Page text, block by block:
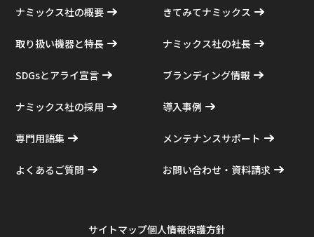
ナミックス社の概要 きてみてナミックス
取り扱い機器と特長 ナミックス社の社長
SDGsとアライ宣言 ブランディング情報
ナミックス社の採用 導入事例
専門用語集 メンテナンスサポート
よくあるご質問 お問い合わせ・資料請求
サイトマップ個人情報保護方針